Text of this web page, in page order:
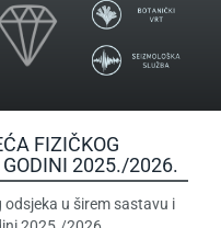
FIZIČKOG
2025./2026.
odsjeka u širem sastavu i